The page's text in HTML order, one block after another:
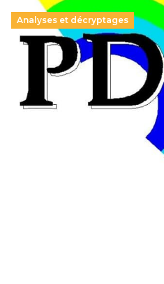
Analyses et décryptages
Hongrie : du
éducatives, aussi !
25 juin 2026
En Hongrie, le conservateur
Tisza "Respect et liberté" ont
contre le premier ministre